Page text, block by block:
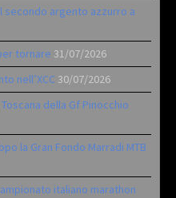
secondo argento azzurro a
tornare 31/07/2026
nell’XCC 30/07/2026
della Gf Pinocchio
la Gran Fondo Marradi MTB
italiano marathon